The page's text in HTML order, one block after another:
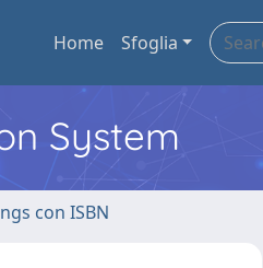
Home Sfoglia
System
con ISBN